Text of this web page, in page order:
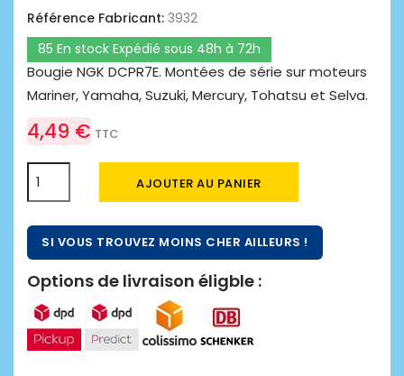
Référence Fabricant: 3932
85 En stock Expédié sous 48h à 72h
Bougie NGK DCPR7E. Montées de série sur moteurs
Mariner, Yamaha, Suzuki, Mercury, Tohatsu et Selva.
4,49 € TTC
AJOUTER AU PANIER
SI VOUS TROUVEZ MOINS CHER AILLEURS !
Options de livraison éligble :